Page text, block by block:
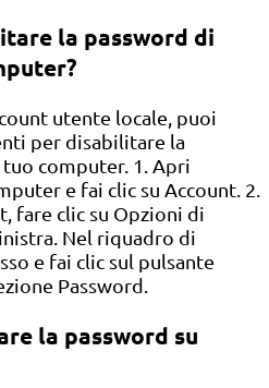
la password di
utente locale, puoi
per disabilitare la
tuo computer. 1. Apri
e fai clic su Account. 2.
fare clic su Opzioni di
Nel riquadro di
e fai clic sul pulsante
Password.
la password su